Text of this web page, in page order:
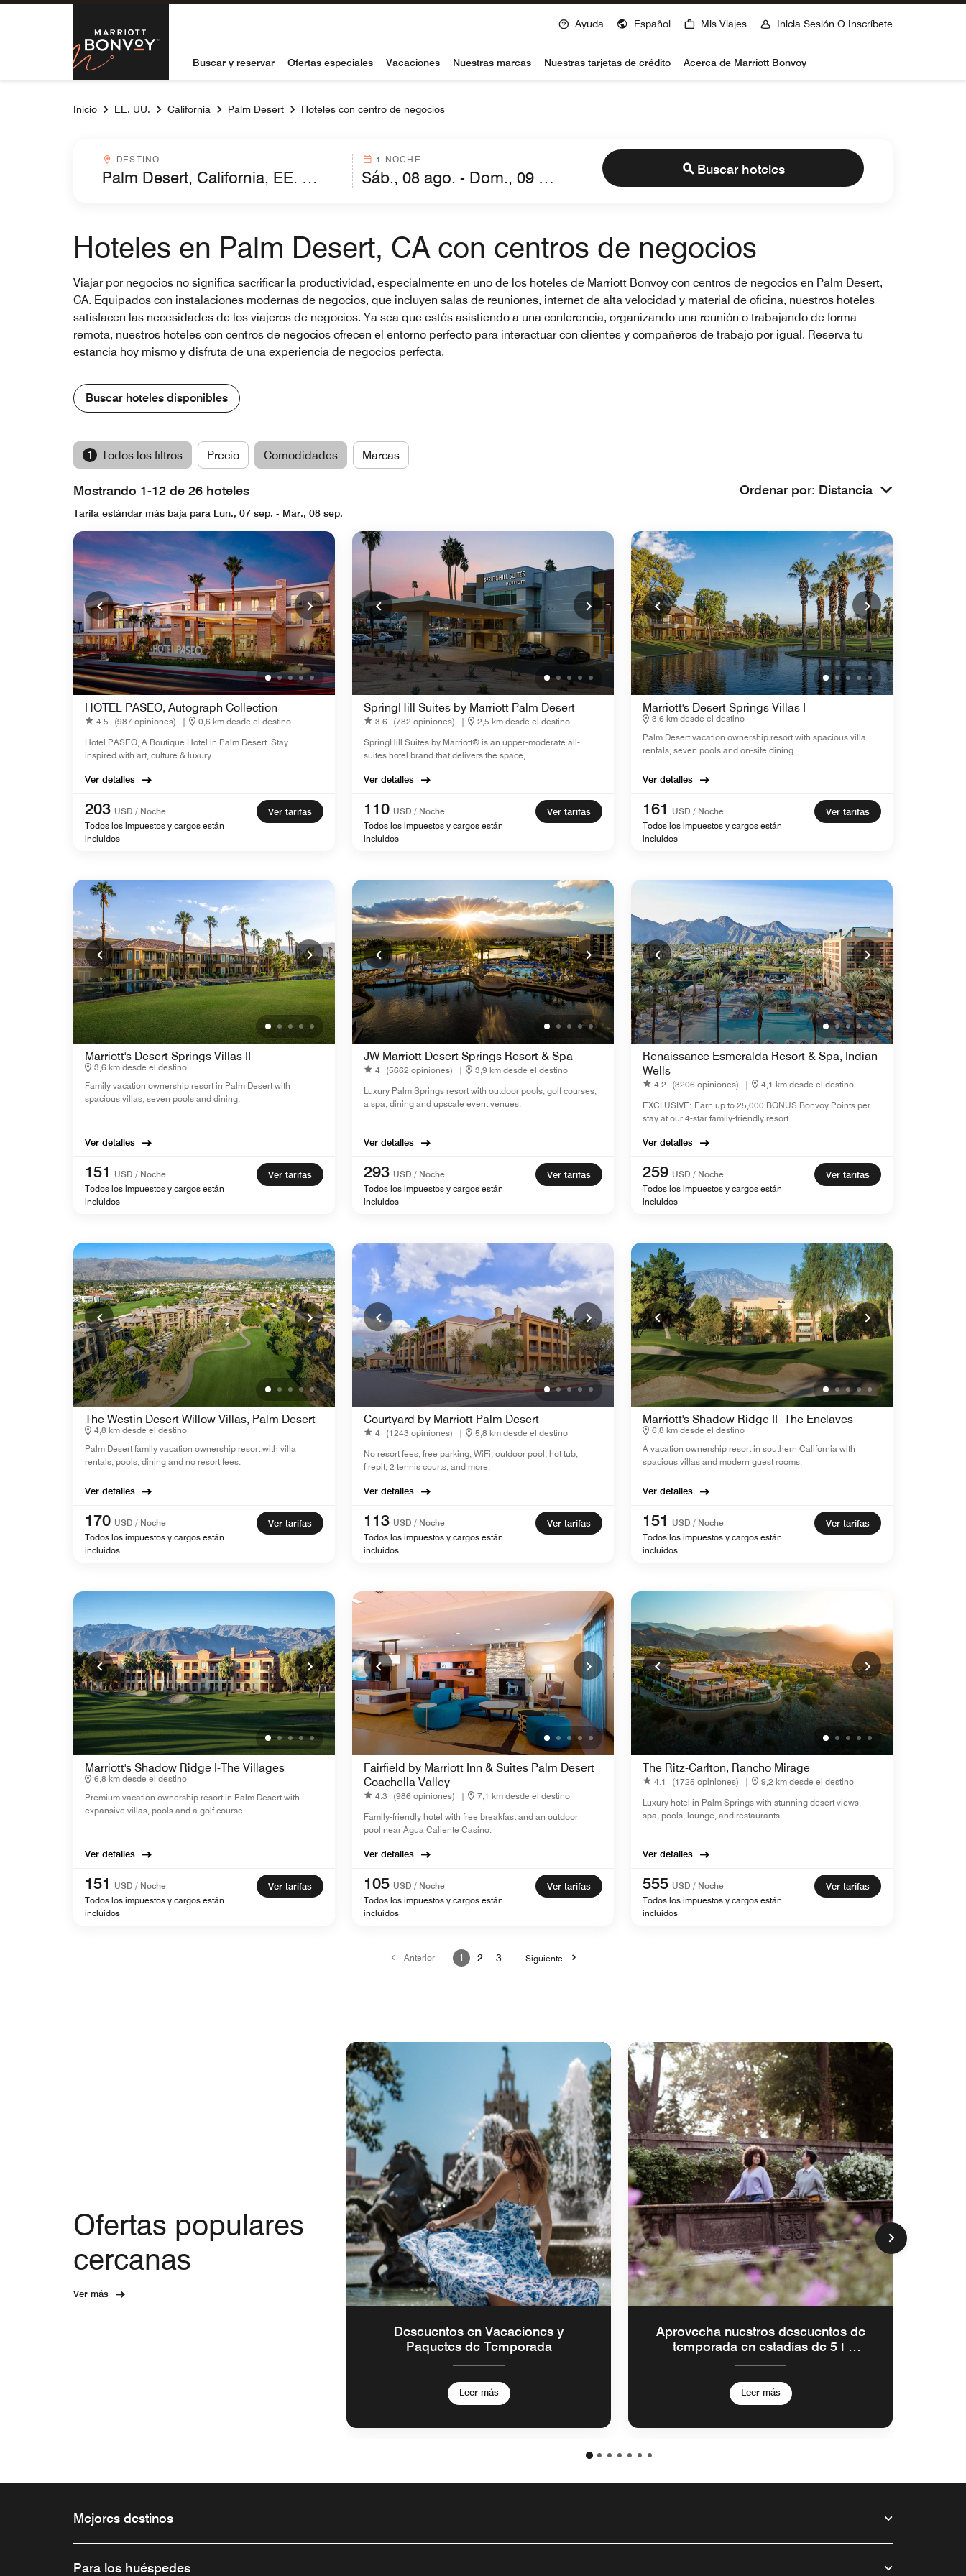
Skip to Content
Marriott Bonvoy
Ayuda Español Mis Viajes Inicia Sesión O Inscríbete
Buscar y reservar Ofertas especiales Vacaciones Nuestras marcas Nuestras tarjetas de crédito Acerca de Marriott Bonvoy
Inicio EE. UU. California Palm Desert Hoteles con centro de negocios
Destinocombobox
DESTINO 1 NOCHE
Buscar hoteles
Hoteles en Palm Desert, CA con centros de negocios
Viajar por negocios no significa sacrificar la productividad, especialmente en uno de los hoteles de Marriott Bonvoy con centros de negocios en Palm Desert,
CA. Equipados con instalaciones modernas de negocios, que incluyen salas de reuniones, internet de alta velocidad y material de oficina, nuestros hoteles
satisfacen las necesidades de los viajeros de negocios. Ya sea que estés asistiendo a una conferencia, organizando una reunión o trabajando de forma
remota, nuestros hoteles con centros de negocios ofrecen el entorno perfecto para interactuar con clientes y compañeros de trabajo por igual. Reserva tu
estancia hoy mismo y disfruta de una experiencia de negocios perfecta.
Buscar hoteles disponibles
1 Todos los filtros Precio Comodidades Marcas
Mostrando 1-12 de 26 hoteles Ordenar por: Distancia
Tarifa estándar más baja para Lun., 07 sep. - Mar., 08 sep.
HOTEL PASEO, Autograph Collection
4.5 (987 opiniones) |
0,6 km desde el destino
Hotel PASEO, A Boutique Hotel in Palm Desert. Stay
inspired with art, culture & luxury.
Ver detalles
203 USD / Noche
Todos los impuestos y cargos están
incluidos
Ver tarifas
SpringHill Suites by Marriott Palm Desert
3.6 (782 opiniones) |
2,5 km desde el destino
SpringHill Suites by Marriott® is an upper-moderate all-
suites hotel brand that delivers the space,
Ver detalles
110 USD / Noche
Todos los impuestos y cargos están
incluidos
Ver tarifas
Marriott's Desert Springs Villas I
3,6 km desde el destino
Palm Desert vacation ownership resort with spacious villa
rentals, seven pools and on-site dining.
Ver detalles
161
USD / Noche
Todos los impuestos y cargos están
incluidos
Ver tarifas
Marriott's Desert Springs Villas II
3,6 km desde el destino
Family vacation ownership resort in Palm Desert with
spacious villas, seven pools and dining.
Ver detalles
151
USD / Noche
Todos los impuestos y cargos están
incluidos
Ver tarifas
JW Marriott Desert Springs Resort & Spa
4 (5662 opiniones) |
3,9 km desde el destino
Luxury Palm Springs resort with outdoor pools, golf courses,
a spa, dining and upscale event venues.
Ver detalles
293 USD / Noche
Todos los impuestos y cargos están
incluidos
Ver tarifas
Renaissance Esmeralda Resort & Spa, Indian
Wells
4.2 (3206 opiniones) |
4,1 km desde el destino
EXCLUSIVE: Earn up to 25,000 BONUS Bonvoy Points per
stay at our 4-star family-friendly resort.
Ver detalles
259 USD / Noche
Todos los impuestos y cargos están
incluidos
Ver tarifas
The Westin Desert Willow Villas, Palm Desert
4,8 km desde el destino
Palm Desert family vacation ownership resort with villa
rentals, pools, dining and no resort fees.
Ver detalles
170 USD / Noche
Todos los impuestos y cargos están
incluidos
Ver tarifas
Courtyard by Marriott Palm Desert
4 (1243 opiniones) |
5,8 km desde el destino
No resort fees, free parking, WiFi, outdoor pool, hot tub,
firepit, 2 tennis courts, and more.
Ver detalles
113 USD / Noche
Todos los impuestos y cargos están
incluidos
Ver tarifas
Marriott's Shadow Ridge II- The Enclaves
6,8 km desde el destino
A vacation ownership resort in southern California with
spacious villas and modern guest rooms.
Ver detalles
151
USD / Noche
Todos los impuestos y cargos están
incluidos
Ver tarifas
Marriott's Shadow Ridge I-The Villages
6,8 km desde el destino
Premium vacation ownership resort in Palm Desert with
expansive villas, pools and a golf course.
Ver detalles
151
USD / Noche
Todos los impuestos y cargos están
incluidos
Ver tarifas
Fairfield by Marriott Inn & Suites Palm Desert
Coachella Valley
4.3 (986 opiniones) |
7,1 km desde el destino
Family-friendly hotel with free breakfast and an outdoor
pool near Agua Caliente Casino.
Ver detalles
105 USD / Noche
Todos los impuestos y cargos están
incluidos
Ver tarifas
The Ritz-Carlton, Rancho Mirage
4.1 (1725 opiniones) |
9,2 km desde el destino
Luxury hotel in Palm Springs with stunning desert views,
spa, pools, lounge, and restaurants.
Ver detalles
555 USD / Noche
Todos los impuestos y cargos están
incluidos
Ver tarifas
Anterior 1 2 3 Siguiente
Ofertas populares
cercanas
Ver más
Descuentos en Vacaciones y
Paquetes de Temporada
Leer más
Aprovecha nuestros descuentos de
temporada en estadías de 5+
Leer más
Mejores destinos
Para los huéspedes